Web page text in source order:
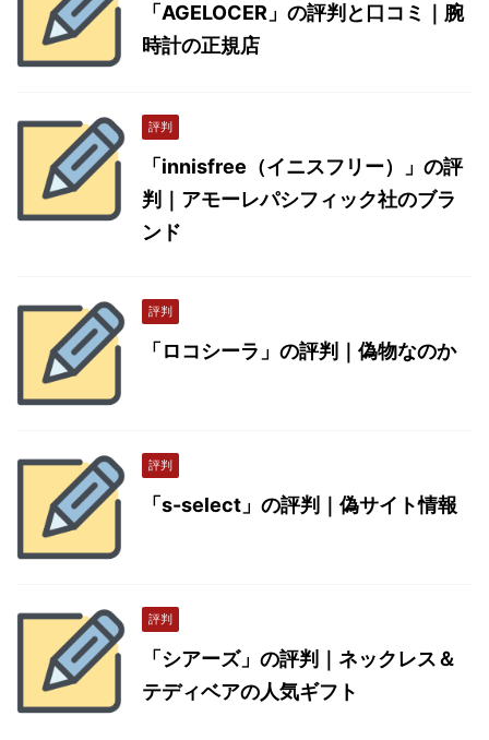
「AGELOCER」の評判と口コミ｜腕
時計の正規店
評判
「innisfree（イニスフリー）」の評
判｜アモーレパシフィック社のブラ
ンド
評判
「ロコシーラ」の評判｜偽物なのか
評判
「s-select」の評判｜偽サイト情報
評判
「シアーズ」の評判｜ネックレス＆
テディベアの人気ギフト